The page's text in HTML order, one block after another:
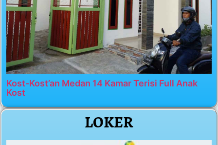
Kost-Kost’an Medan 14 Kamar Terisi Full Anak
Kost
LOKER